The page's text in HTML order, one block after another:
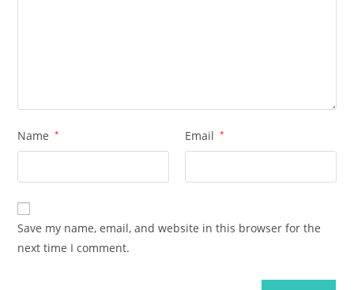
Name * Email *
Save my name, email, and website in this browser for the
next time I comment.